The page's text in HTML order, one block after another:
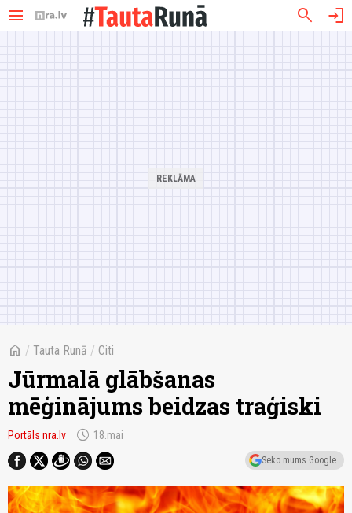
menu search login
home / Tauta Runā / Citi
Jūrmalā glābšanas
mēģinājums beidzas traģiski
Portāls nra.lv schedule 18.mai
Seko mums Google